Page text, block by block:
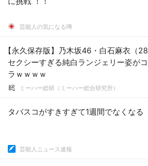
芸能人の気になる噂
【永久保存版】乃木坂46・白石麻衣（28
セクシーすぎる純白ランジェリー姿が
ラｗｗｗｗ
ミーハー総研（ミーハー総合研究所）
タバスコがすきすぎて1週間でなくなる
芸能人ニュース速報